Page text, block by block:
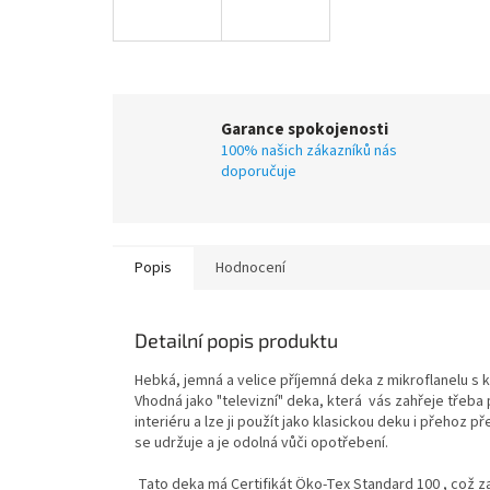
Garance spokojenosti
100% našich zákazníků nás
doporučuje
Popis Hodnocení
Detailní popis produktu
Hebká, jemná a velice příjemná deka z mikroflanelu
Vhodná jako "televizní" deka, která vás zahřeje
interiéru a lze ji použít jako klasickou deku i přehoz
se udržuje a je odolná vůči opotřebení.
Tato deka má Certifikát Öko​-Tex Standard 100 , což